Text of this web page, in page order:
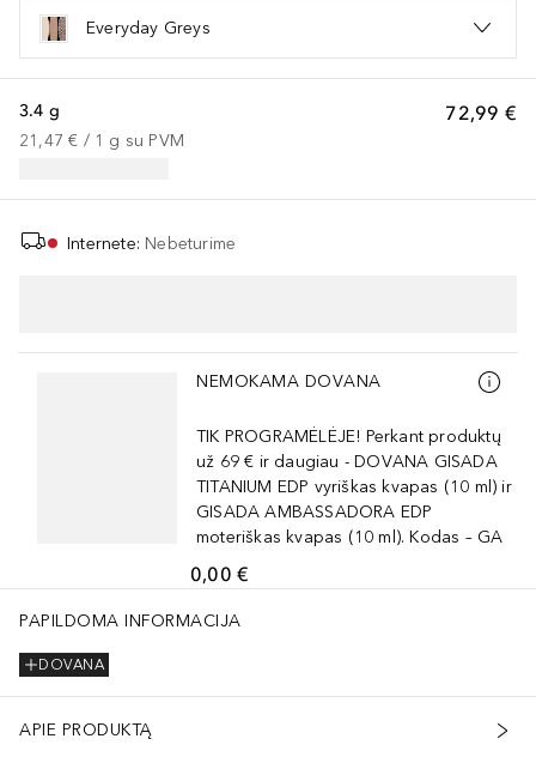
Everyday Greys
72,99 €
3.4 g
21,47 € / 1 g su PVM
Internete: Nebeturime
Praleisti slankiklį
NEMOKAMA DOVANA
TIK PROGRAMĖLĖJE! Perkant produktų
už 69 € ir daugiau - DOVANA GISADA
TITANIUM EDP vyriškas kvapas (10 ml) ir
GISADA AMBASSADORA EDP
moteriškas kvapas (10 ml). Kodas – GA
0,00 €
PAPILDOMA INFORMACIJA
DOVANA
APIE PRODUKTĄ